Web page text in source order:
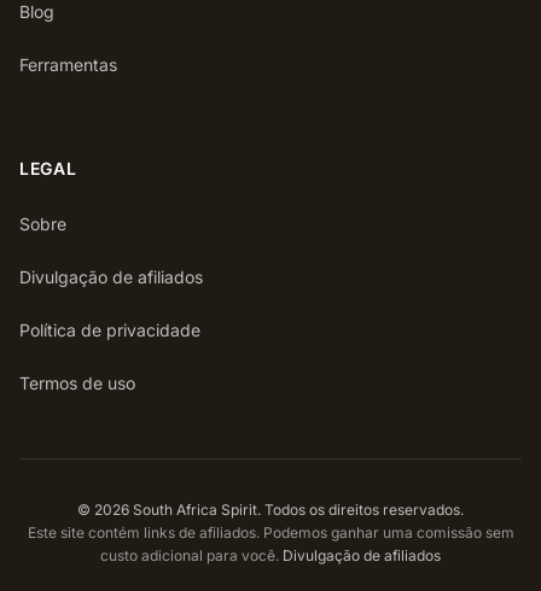
Blog
Ferramentas
LEGAL
Sobre
Divulgação de afiliados
Política de privacidade
Termos de uso
© 2026 South Africa Spirit. Todos os direitos reservados.
Este site contém links de afiliados. Podemos ganhar uma comissão sem
custo adicional para você. Divulgação de afiliados